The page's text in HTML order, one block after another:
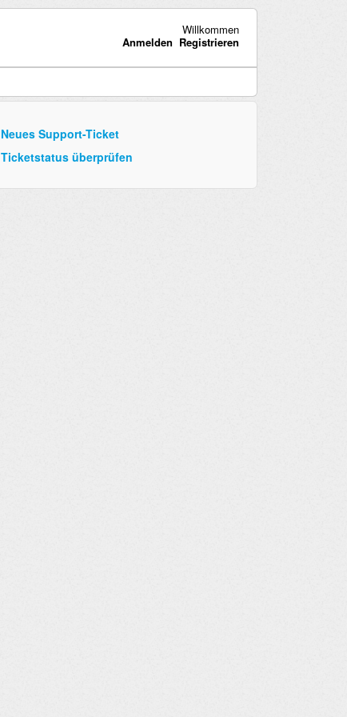
Willkommen
Anmelden Registrieren
Neues Support-Ticket
Ticketstatus überprüfen